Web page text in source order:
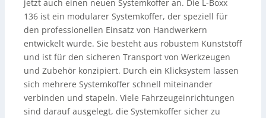
jetzt auch einen neuen Systemkoffer an. Die L-Boxx
136 ist ein modularer Systemkoffer, der speziell für
den professionellen Einsatz von Handwerkern
entwickelt wurde. Sie besteht aus robustem Kunststoff
und ist für den sicheren Transport von Werkzeugen
und Zubehör konzipiert. Durch ein Klicksystem lassen
sich mehrere Systemkoffer schnell miteinander
verbinden und stapeln. Viele Fahrzeugeinrichtungen
sind darauf ausgelegt, die Systemkoffer sicher zu